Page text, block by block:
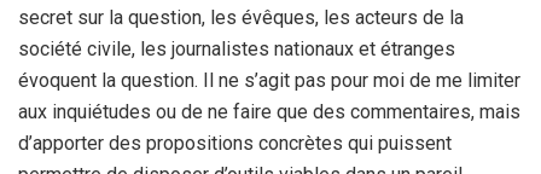
secret sur la question, les évêques, les acteurs de la
société civile, les journalistes nationaux et étranges
évoquent la question. Il ne s’agit pas pour moi de me limiter
aux inquiétudes ou de ne faire que des commentaires, mais
d’apporter des propositions concrètes qui puissent